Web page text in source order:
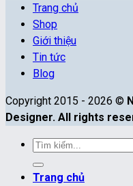
Trang chủ
Shop
Giới thiệu
Tin tức
Blog
Copyright 2015 - 2026 ©
Designer. All rights
Tìm
kiếm:
Trang chủ